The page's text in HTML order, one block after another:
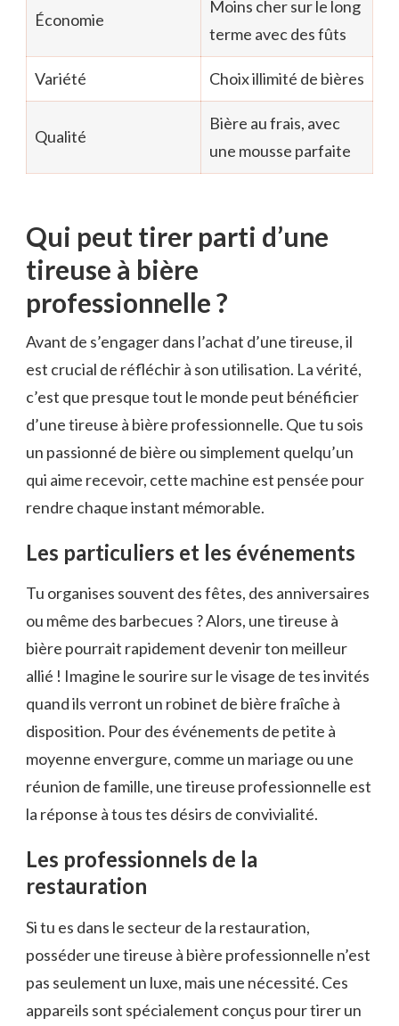
Économie
Moins cher sur le long
terme avec des fûts
Variété Choix illimité de bières
Qualité
Bière au frais, avec
une mousse parfaite
Qui peut tirer parti d’une
tireuse à bière
professionnelle ?
Avant de s’engager dans l’achat d’une tireuse, il
est crucial de réfléchir à son utilisation. La vérité,
c’est que presque tout le monde peut bénéficier
d’une tireuse à bière professionnelle. Que tu sois
un passionné de bière ou simplement quelqu’un
qui aime recevoir, cette machine est pensée pour
rendre chaque instant mémorable.
Les particuliers et les événements
Tu organises souvent des fêtes, des anniversaires
ou même des barbecues ? Alors, une tireuse à
bière pourrait rapidement devenir ton meilleur
allié ! Imagine le sourire sur le visage de tes invités
quand ils verront un robinet de bière fraîche à
disposition. Pour des événements de petite à
moyenne envergure, comme un mariage ou une
réunion de famille, une tireuse professionnelle est
la réponse à tous tes désirs de convivialité.
Les professionnels de la
restauration
Si tu es dans le secteur de la restauration,
posséder une tireuse à bière professionnelle n’est
pas seulement un luxe, mais une nécessité. Ces
appareils sont spécialement conçus pour tirer un